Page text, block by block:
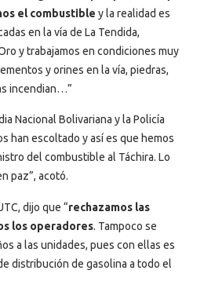
el combustible y la realidad es
en la vía de La Tendida,
y trabajamos en condiciones muy
y orines en la vía, piedras,
incendian…”
Nacional Bolivariana y la Policía
han escoltado y así es que hemos
del combustible al Táchira. Lo
paz”, acotó.
dijo que “rechazamos las
los operadores. Tampoco se
a las unidades, pues con ellas es
distribución de gasolina a todo el